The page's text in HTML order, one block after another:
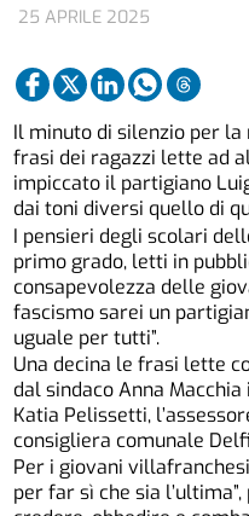
25 APRILE 2025
Il minuto di silenzio per la
frasi dei ragazzi lette ad
impiccato il partigiano
dai toni diversi quello di
I pensieri degli scolari
primo grado, letti in
consapevolezza delle
fascismo sarei un
uguale per tutti”.
Una decina le frasi lette
dal sindaco Anna
Katia Pelissetti,
consigliera comunale
Per i giovani
per far sì che sia